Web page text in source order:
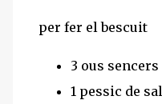
per fer el bescuit
3 ous sencers
1 pessic de sal